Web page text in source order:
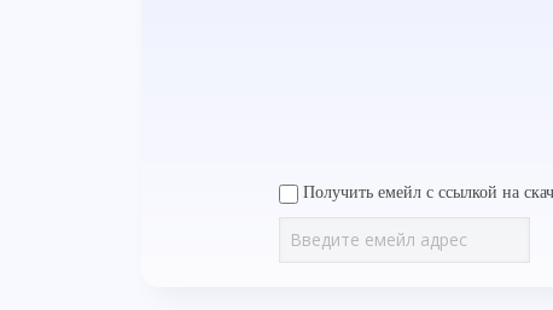
Получить емейл с ссылкой на